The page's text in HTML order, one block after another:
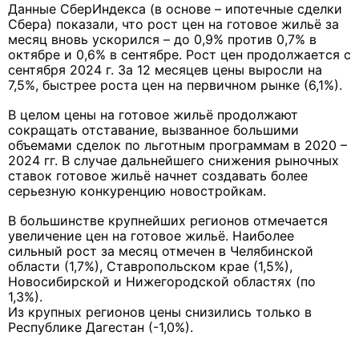
Данные СберИндекса (в основе – ипотечные сделки
Сбера) показали, что рост цен на готовое жильё за
месяц вновь ускорился – до 0,9% против 0,7% в
октябре и 0,6% в сентябре. Рост цен продолжается с
сентября 2024 г. За 12 месяцев цены выросли на
7,5%, быстрее роста цен на первичном рынке (6,1%).
В целом цены на готовое жильё продолжают
сокращать отставание, вызванное большими
объемами сделок по льготным программам в 2020 –
2024 гг. В случае дальнейшего снижения рыночных
ставок готовое жильё начнет создавать более
серьезную конкуренцию новостройкам.
В большинстве крупнейших регионов отмечается
увеличение цен на готовое жильё. Наиболее
сильный рост за месяц отмечен в Челябинской
области (1,7%), Ставропольском крае (1,5%),
Новосибирской и Нижегородской областях (по
1,3%).
Из крупных регионов цены снизились только в
Республике Дагестан (-1,0%).